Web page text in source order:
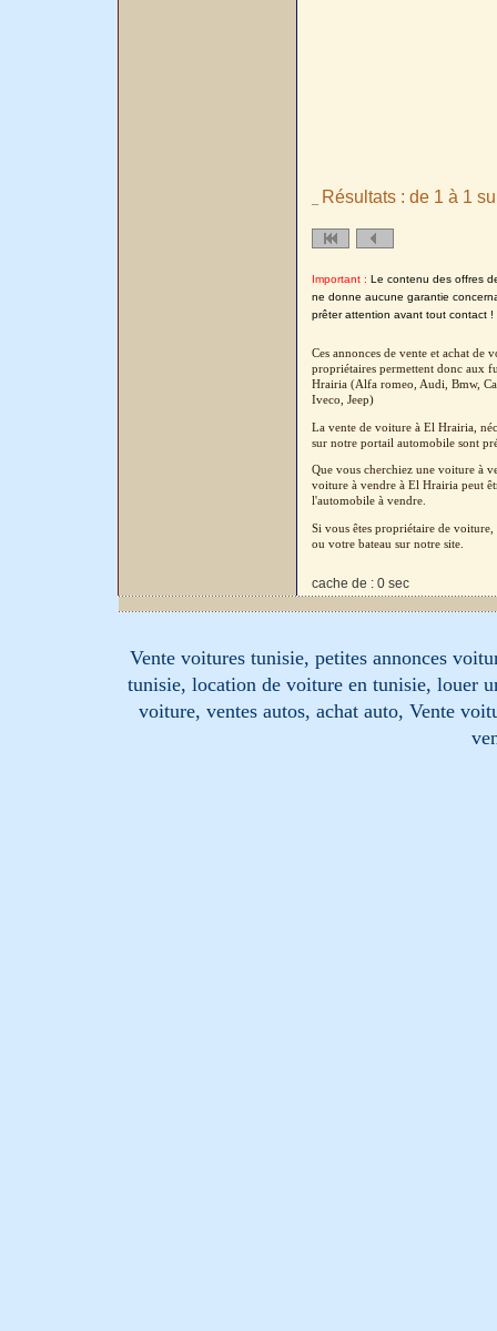
Résultats : de 1 à 1
Important : Le contenu des offres
ne donne aucune garantie
prêter attention avant tout contact !
Ces annonces de vente et achat de
propriétaires permettent donc aux
Hrairia (Alfa romeo, Audi, Bmw,
Iveco, Jeep)
La vente de voiture à El Hrairia,
sur notre portail automobile sont
Que vous cherchiez une voiture à
voiture à vendre à El Hrairia peut
l'automobile à vendre.
Si vous êtes propriétaire de
ou votre bateau sur notre site.
cache de : 0 sec
Vente voitures tunisie, petites annonces
tunisie, location de voiture en tunisie, louer
voiture, ventes autos, achat auto, Vente